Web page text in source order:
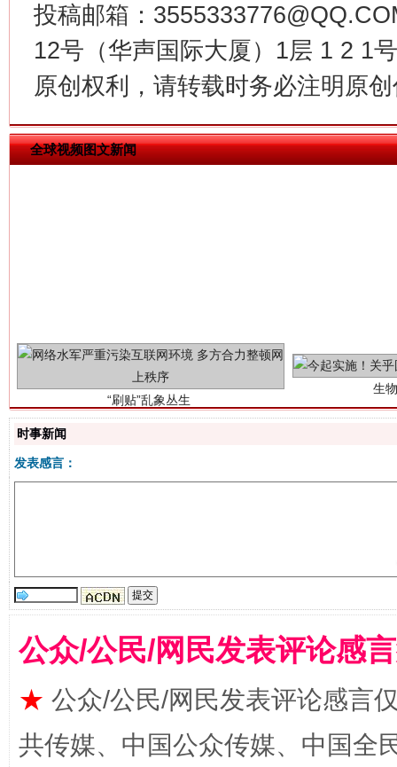
投稿邮箱：
12号（华声国际大厦）1层 1 2 1
原创权利，请转载时务必注明原
全球视频图文新闻
习近平的博鳌关键词
魏明
解纷+调解+退费，一次搞定
时事新闻
发表感言：
公众/公民/网民发表评论感
★ 公众/公民/网民发表评论感言
共传媒、中国公众传媒、中国全